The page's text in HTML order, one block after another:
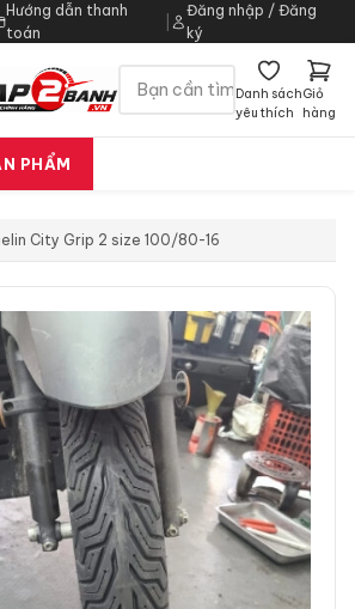
Hướng dẫn thanh
toán
Đăng nhập / Đăng
ký
Danh sách
yêu thích
Giỏ
hàng
PHẨM
City Grip 2 size 100/80-16